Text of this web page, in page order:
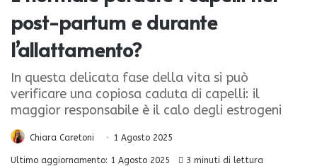
post-partum e durante
l’allattamento?
In questa delicata fase della vita si può
verificare una copiosa caduta di capelli: il
maggior responsabile è il calo degli estrogeni
Chiara Caretoni 1 Agosto 2025
Ultimo aggiornamento: 1 Agosto 2025 3 minuti di lettura